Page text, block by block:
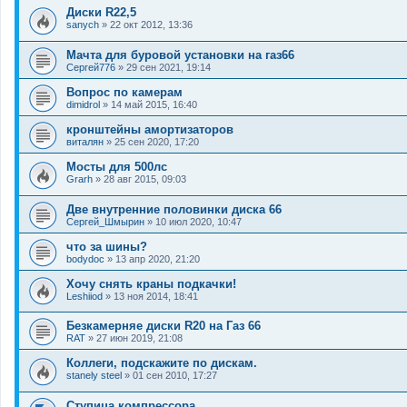
Диски R22,5
sanych » 22 окт 2012, 13:36
Мачта для буровой установки на газ66
Сергей776 » 29 сен 2021, 19:14
Вопрос по камерам
dimidrol » 14 май 2015, 16:40
кронштейны амортизаторов
виталян » 25 сен 2020, 17:20
Мосты для 500лс
Grarh » 28 авг 2015, 09:03
Две внутренние половинки диска 66
Сергей_Шмырин » 10 июл 2020, 10:47
что за шины?
bodydoc » 13 апр 2020, 21:20
Хочу снять краны подкачки!
Leshiiod » 13 ноя 2014, 18:41
Безкамерняе диски R20 на Газ 66
RAT » 27 июн 2019, 21:08
Коллеги, подскажите по дискам.
stanely steel » 01 сен 2010, 17:27